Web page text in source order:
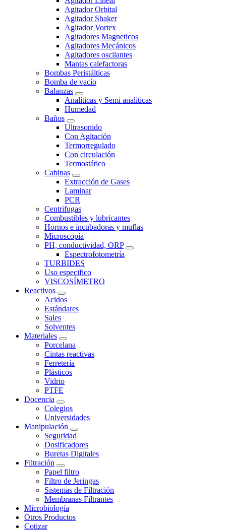
Agitador Orbital
Agitador Shaker
Agitador Vortex
Agitadores Magneticos
Agitadores Mecánicos
Agitadores oscilantes
Mantas calefactoras
Bombas Peristálticas
Bomba de vacío
Balanzas
Analíticas y Semi analíticas
Humedad
Baños
Ultrasonido
Con Agitación
Termorregulado
Con circulación
Termostático
Cabinas
Extracción de Gases
Laminar
PCR
Centrifugas
Combustibles y lubricantes
Hornos e incubadoras y muflas
Microscopía
PH, conductividad, ORP
Espectrofotometría
TURBIDES
Uso especifico
VISCOSÍMETRO
Reactivos
Acidos
Estándares
Sales
Solventes
Materiales
Porcelana
Cintas reactivas
Ferretería
Plásticos
Vidrio
PTFE
Docencia
Colegios
Universidades
Manipulación
Seguridad
Dosificadores
Buretas Digitales
Filtración
Papel filtro
Filtro de Jeringas
Sistemas de Filtración
Membranas Filtrantes
Microbiología
Otros Productos
Cotizar